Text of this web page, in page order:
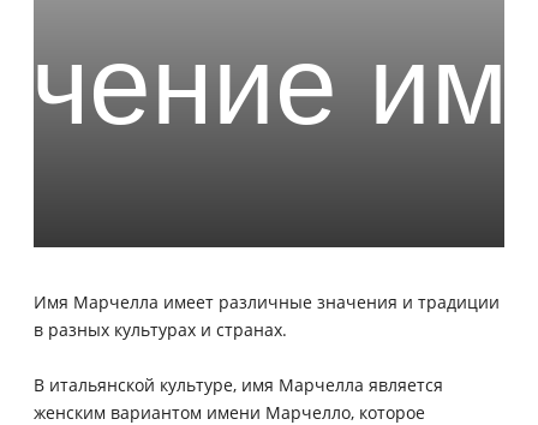
Имя Марчелла имеет различные значения и традиции
в разных культурах и странах.
В итальянской культуре, имя Марчелла является
женским вариантом имени Марчелло, которое